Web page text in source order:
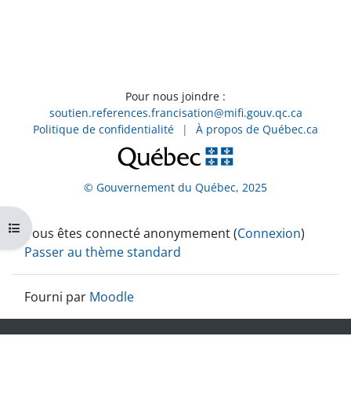
Ouvrir l’index du cours
Pour nous joindre :
soutien.references.francisation@mifi.gouv.qc.ca
Politique de confidentialité
| À propos de Québec.ca
© Gouvernement du Québec, 2025
Vous êtes connecté anonymement (Connexion)
Passer au thème standard
Fourni par Moodle